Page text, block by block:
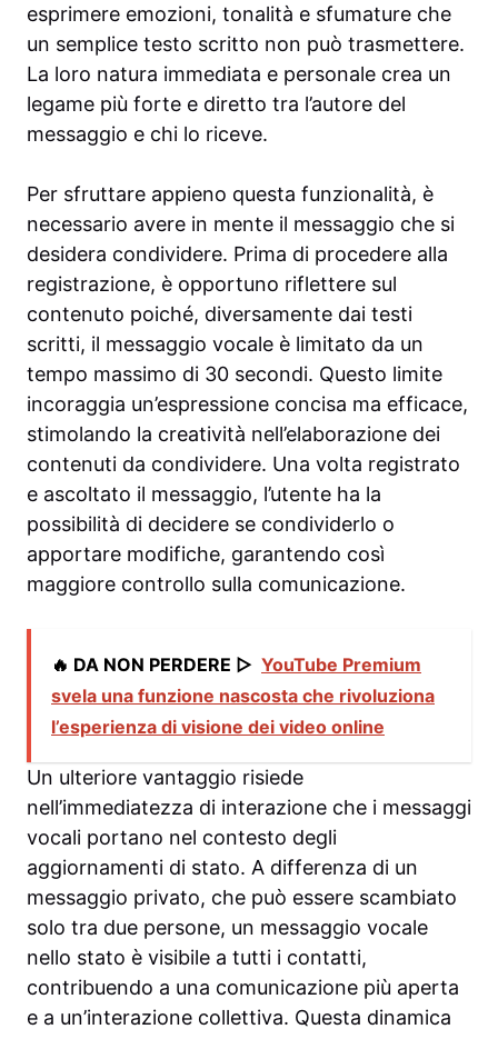
esprimere emozioni, tonalità e sfumature che
un semplice testo scritto non può trasmettere.
La loro natura immediata e personale crea un
legame più forte e diretto tra l’autore del
messaggio e chi lo riceve.
Per sfruttare appieno questa funzionalità, è
necessario avere in mente il messaggio che si
desidera condividere. Prima di procedere alla
registrazione, è opportuno riflettere sul
contenuto poiché, diversamente dai testi
scritti, il messaggio vocale è limitato da un
tempo massimo di 30 secondi. Questo limite
incoraggia un’espressione concisa ma efficace,
stimolando la creatività nell’elaborazione dei
contenuti da condividere. Una volta registrato
e ascoltato il messaggio, l’utente ha la
possibilità di decidere se condividerlo o
apportare modifiche, garantendo così
maggiore controllo sulla comunicazione.
🔥 DA NON PERDERE ▷ YouTube Premium
svela una funzione nascosta che rivoluziona
l’esperienza di visione dei video online
Un ulteriore vantaggio risiede
nell’immediatezza di interazione che i messaggi
vocali portano nel contesto degli
aggiornamenti di stato. A differenza di un
messaggio privato, che può essere scambiato
solo tra due persone, un messaggio vocale
nello stato è visibile a tutti i contatti,
contribuendo a una comunicazione più aperta
e a un’interazione collettiva. Questa dinamica